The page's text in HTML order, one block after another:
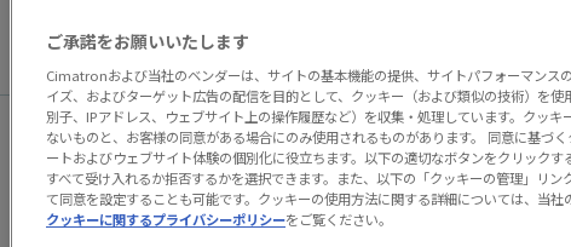
ご承諾をお願いいたします
Cimatronおよび当社のベンダーは、サイトの基本機能の提供、サイトパフォーマンス
イズ、およびターゲット広告の配信を目的として、クッキー（および類似の技術）を
別子、IPアドレス、ウェブサイト上の操作履歴など）を収集・処理しています。クッキ
ないものと、お客様の同意がある場合にのみ使用されるものがあります。 同意に基づ
ートおよびウェブサイト体験の個別化に役立ちます。以下の適切なボタンをクリックす
すべて受け入れるか拒否するかを選択できます。また、以下の「クッキーの管理」リン
て同意を設定することも可能です。クッキーの使用方法に関する詳細については、当社
クッキーに関するプライバシーポリシーをご覧ください。